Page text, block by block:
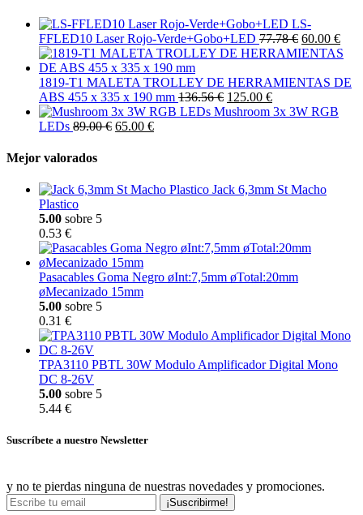
LS-
FFLED10 Laser Rojo-Verde+Gobo+LED 77.78 € 60.00 €
1819-T1 MALETA TROLLEY DE HERRAMIENTAS DE
ABS 455 x 335 x 190 mm 136.56 € 125.00 €
Mushroom 3x 3W RGB
LEDs 89.00 € 65.00 €
Mejor valorados
Jack 6,3mm St Macho
Plastico
5.00 sobre 5
0.53 €
Pasacables Goma Negro øInt:7,5mm øTotal:20mm
øMecanizado 15mm
5.00 sobre 5
0.31 €
TPA3110 PBTL 30W Modulo Amplificador Digital Mono
DC 8-26V
5.00 sobre 5
5.44 €
Suscríbete a nuestro Newsletter
y no te pierdas ninguna de nuestras novedades y promociones.
¡Suscribirme!